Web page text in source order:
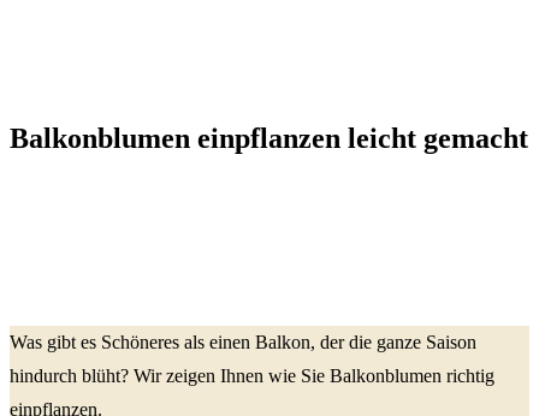
Balkonblumen einpflanzen leicht gemacht
Was gibt es Schöneres als einen Balkon, der die ganze Saison
hindurch blüht? Wir zeigen Ihnen wie Sie Balkonblumen richtig
einpflanzen.